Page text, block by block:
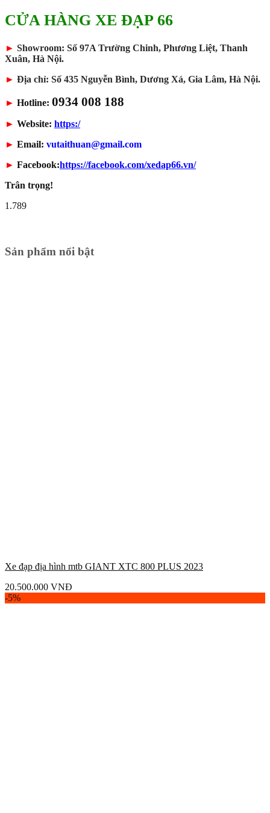
CỬA HÀNG XE ĐẠP 66
► Showroom: Số 97A Trường Chinh, Phương Liệt, Thanh
Xuân, Hà Nội.
► Địa chỉ: Số 435 Nguyễn Bình, Dương Xá, Gia Lâm, Hà Nội.
► Hotline: 0934 008 188
► Website: https:/
► Email: vutaithuan@gmail.com
► Facebook:https://facebook.com/xedap66.vn/
Trân trọng!
1.789
Sản phẩm nổi bật
Xe đạp địa hình mtb GIANT XTC 800 PLUS 2023
20.500.000 VNĐ
-5%